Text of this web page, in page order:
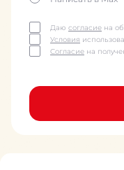
Даю согласие на
Условия
Согласие на